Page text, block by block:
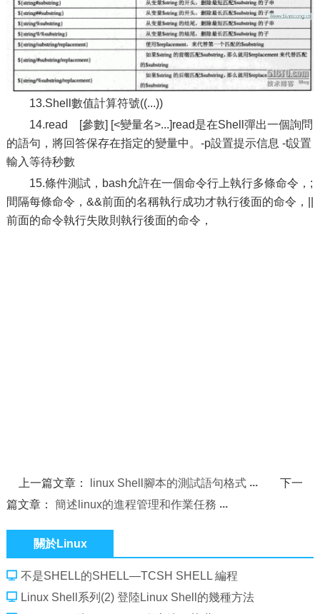
13.Shell數值計算符號((...))
14.read [參數] [<變量名>...]read是在Shell彈出一個詢問
的語句，將回答保存在指定的變量中。-p設置提示信息 -t設置
輸入等待秒數
15.條件測試，bash允許在一個命令行上執行多條命令，;
間隔每條命令，&&前面的名稱執行成功才執行後面的命令，||
前面的命令執行失敗則執行後面的命令，
上一篇文章： linux Shell腳本的測試語句格式
下一
篇文章： 簡述linux的進程管理和作業任務
關於Linux
不是SHELL的SHELL—TCSH SHELL 編程
Linux Shell系列(2) 登陸Linux Shell的幾種方法